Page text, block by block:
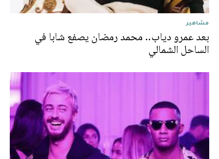
مشاهير
بعد عمرو دياب.. محمد رمضان يصفع شابا في
الساحل الشمالي